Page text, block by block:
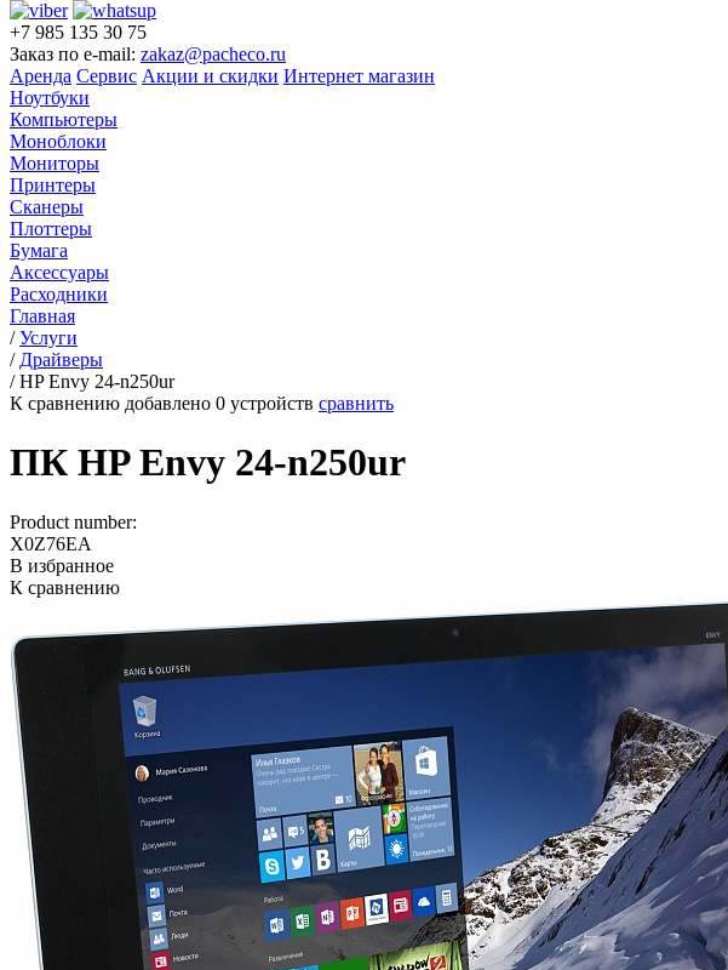
+7 985 135 30 75
Заказ по e-mail: zakaz@pacheco.ru
Аренда Сервис Акции и скидки Интернет магазин
Ноутбуки
Компьютеры
Моноблоки
Мониторы
Принтеры
Сканеры
Плоттеры
Бумага
Аксессуары
Расходники
Главная
/Услуги
/ Драйверы
/HP Envy 24-n250ur
К сравнению добавлено 0 устройств сравнить
ПК HP Envy 24-n250ur
Product number:
X0Z76EA
В избранное
К сравнению